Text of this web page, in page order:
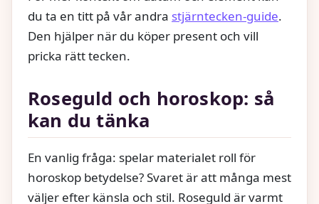
du ta en titt på vår andra stjärntecken-guide.
Den hjälper när du köper present och vill
pricka rätt tecken.
Roseguld och horoskop: så
kan du tänka
En vanlig fråga: spelar materialet roll för
horoskop betydelse? Svaret är att många mest
väljer efter känsla och stil. Roseguld är varmt